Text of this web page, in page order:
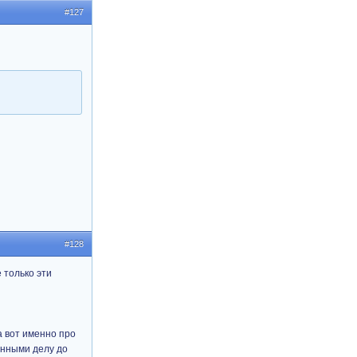
#127
#128
эти
вот именно про
делу до